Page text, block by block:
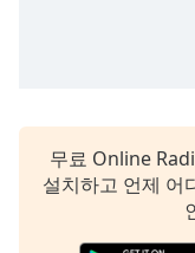
Family
Reset
무료 Online
설치하고 언제 어